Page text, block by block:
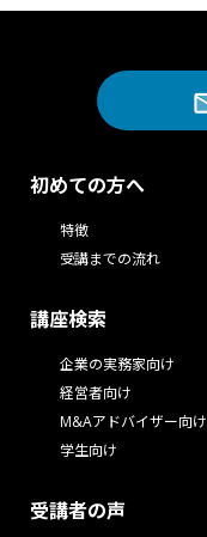
初めての方へ
特徴
受講までの流れ
講座検索
企業の実務家向け
経営者向け
M&Aアドバイザー向け
学生向け
受講者の声